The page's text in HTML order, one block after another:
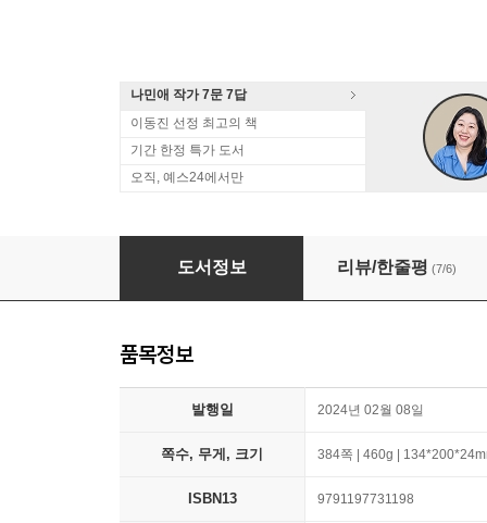
나민애 작가 7문 7답
이동진 선정 최고의 책
기간 한정 특가 도서
오직, 예스24에서만
선 넘은 여자들
도서정보 리뷰/한줄평 (7/6)
품목정보
발행일 2024년 02월 08일
쪽수, 무게, 크기 384쪽 | 460g |
ISBN13 9791197731198